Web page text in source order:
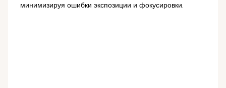
минимизируя ошибки экспозиции и фокусировки.